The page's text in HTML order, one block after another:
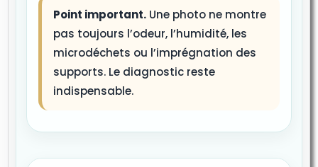
Point important. Une photo ne montre
pas toujours l’odeur, l’humidité, les
microdéchets ou l’imprégnation des
supports. Le diagnostic reste
indispensable.